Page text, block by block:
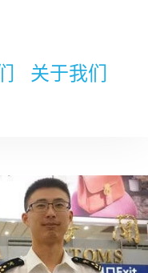
关于我们
信息要牢